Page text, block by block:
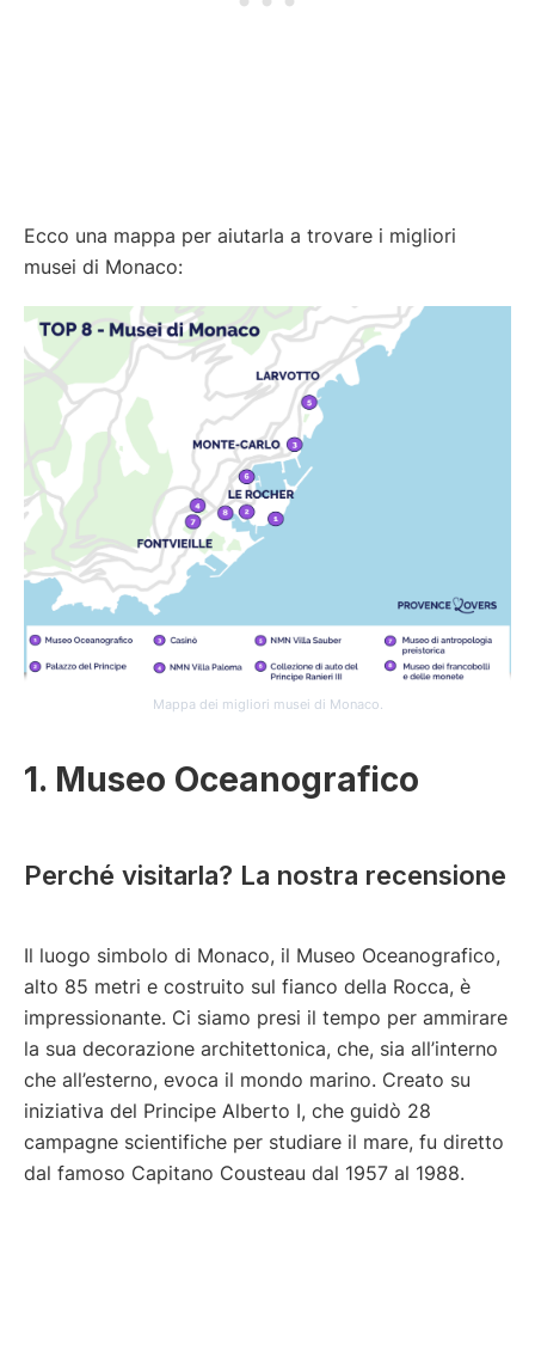
Ecco una mappa per aiutarla a trovare i migliori
musei di Monaco:
Mappa dei migliori musei di Monaco.
1. Museo Oceanografico
Perché visitarla? La nostra recensione
Il luogo simbolo di Monaco, il Museo Oceanografico,
alto 85 metri e costruito sul fianco della Rocca, è
impressionante. Ci siamo presi il tempo per ammirare
la sua decorazione architettonica, che, sia all’interno
che all’esterno, evoca il mondo marino. Creato su
iniziativa del Principe Alberto I, che guidò 28
campagne scientifiche per studiare il mare, fu diretto
dal famoso Capitano Cousteau dal 1957 al 1988.